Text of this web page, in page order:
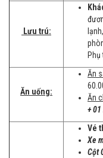
Lưu trú:
Phụ
Ăn uống:
Ăn
Ăn
+
Vé
Xe
Cột